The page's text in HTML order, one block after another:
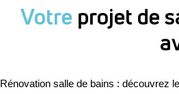
Votre projet de
Rénovation salle de bains : découvrez